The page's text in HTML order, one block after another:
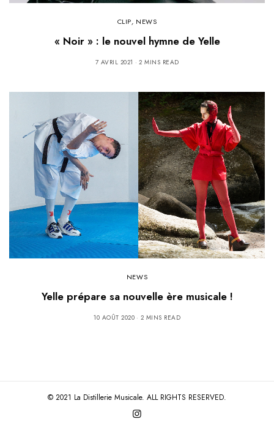
CLIP, NEWS
« Noir » : le nouvel hymne de Yelle
7 AVRIL 2021 2 MINS READ
NEWS
Yelle prépare sa nouvelle ère musicale !
10 AOÛT 2020 2 MINS READ
© 2021 La Distillerie Musicale. ALL RIGHTS RESERVED.